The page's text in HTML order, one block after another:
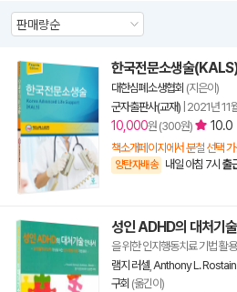
한국전문소생술
대한심폐소생협회 (지은이)
군자출판사(교재) 2021년 11
10,000원 (300원) 10.0
책소개페이지에서 분철 선택
양탄자배송 내일 아침 7시 출
성인 ADHD의 대처기
을 위한 인지행동치료 기법 활용
램지 러셀 Anthony L. Rostain
구회 (옮긴이)